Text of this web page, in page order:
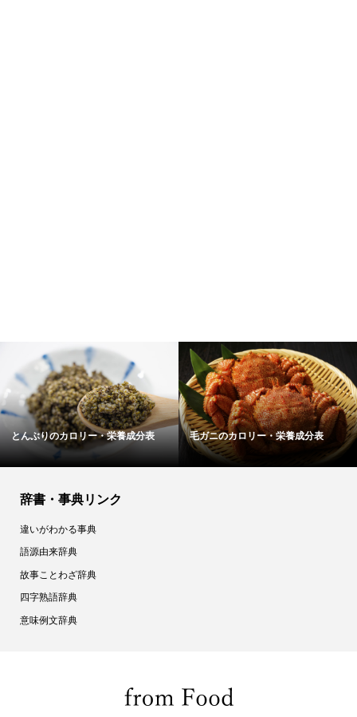
バルサミコ酢のカロリー・栄養成分
表
福神漬けのカロリー・栄養成分表
辞書・事典リンク
違いがわかる事典
語源由来辞典
故事ことわざ辞典
四字熟語辞典
意味例文辞典